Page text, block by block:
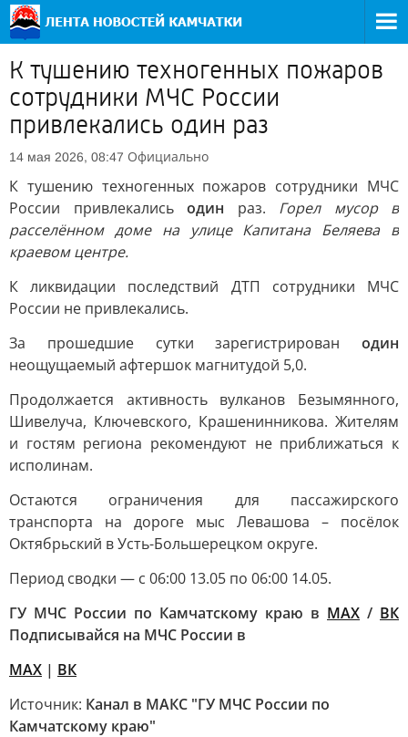
К тушению техногенных пожаров
сотрудники МЧС России
привлекались один раз
14 мая 2026, 08:47 Официально
К тушению техногенных пожаров сотрудники МЧС
России привлекались один раз. Горел мусор в
расселённом доме на улице Капитана Беляева в
краевом центре.
К ликвидации последствий ДТП сотрудники МЧС
России не привлекались.
За прошедшие сутки зарегистрирован один
неощущаемый афтершок магнитудой 5,0.
Продолжается активность вулканов Безымянного,
Шивелуча, Ключевского, Крашенинникова. Жителям
и гостям региона рекомендуют не приближаться к
исполинам.
Остаются ограничения для пассажирского
транспорта на дороге мыс Левашова – посёлок
Октябрьский в Усть-Большерецком округе.
Период сводки — с 06:00 13.05 по 06:00 14.05.
ГУ МЧС России по Камчатскому краю в МАХ / ВК
Подписывайся на МЧС России в
MAX | ВК
Источник: Канал в МАКС "ГУ МЧС России по
Камчатскому краю"